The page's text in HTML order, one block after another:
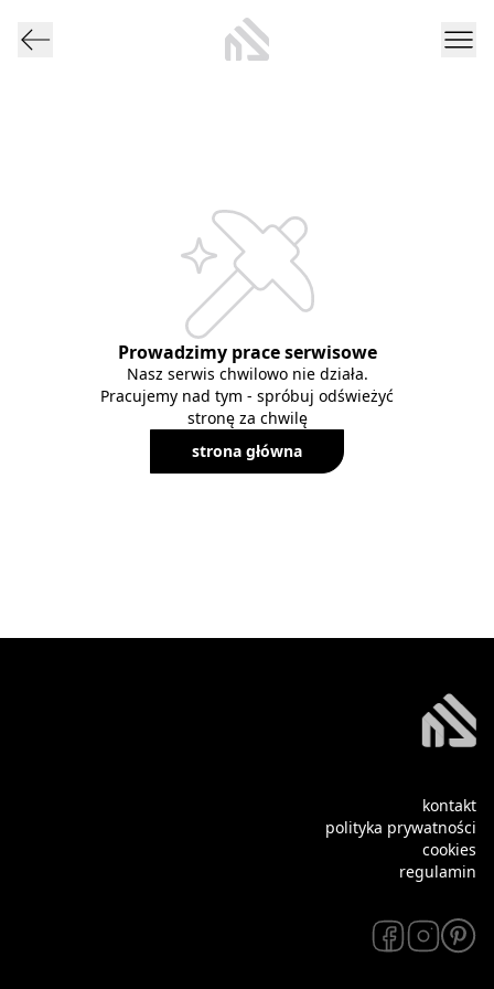
Prowadzimy prace serwisowe
Nasz serwis chwilowo nie działa.
Pracujemy nad tym - spróbuj odświeżyć
stronę za chwilę
strona główna
kontakt
polityka prywatności
cookies
regulamin